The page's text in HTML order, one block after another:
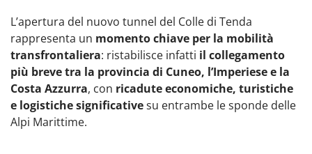
L’apertura del nuovo tunnel del Colle di Tenda
rappresenta un momento chiave per la mobilità
transfrontaliera: ristabilisce infatti il collegamento
più breve tra la provincia di Cuneo, l’Imperiese e la
Costa Azzurra, con ricadute economiche, turistiche
e logistiche significativesu entrambe le sponde delle
Alpi Marittime.